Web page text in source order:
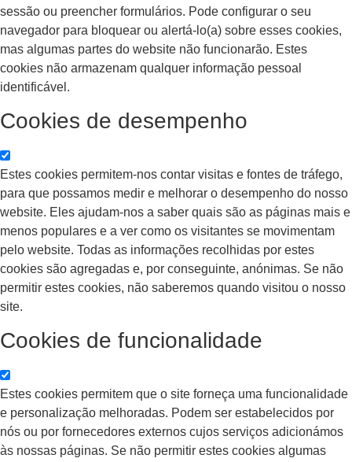
sessão ou preencher formulários. Pode configurar o seu
navegador para bloquear ou alertá-lo(a) sobre esses cookies,
mas algumas partes do website não funcionarão. Estes
cookies não armazenam qualquer informação pessoal
identificável.
Cookies de desempenho
Estes cookies permitem-nos contar visitas e fontes de tráfego,
para que possamos medir e melhorar o desempenho do nosso
website. Eles ajudam-nos a saber quais são as páginas mais e
menos populares e a ver como os visitantes se movimentam
pelo website. Todas as informações recolhidas por estes
cookies são agregadas e, por conseguinte, anónimas. Se não
permitir estes cookies, não saberemos quando visitou o nosso
site.
Cookies de funcionalidade
Estes cookies permitem que o site forneça uma funcionalidade
e personalização melhoradas. Podem ser estabelecidos por
nós ou por fornecedores externos cujos serviços adicionámos
às nossas páginas. Se não permitir estes cookies algumas